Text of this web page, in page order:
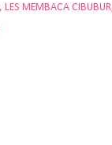
LES MEMBACA CIBUBUR